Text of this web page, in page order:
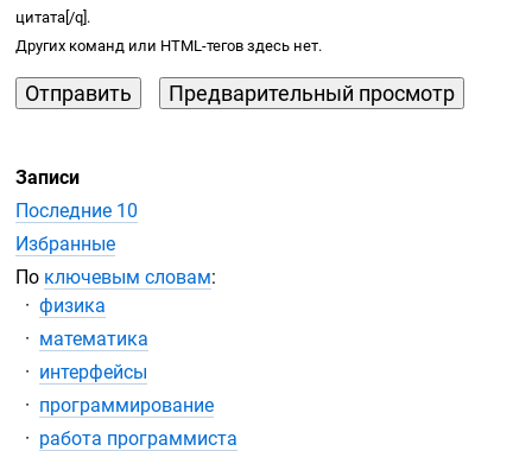
цитата[/q].
Других команд или HTML-тегов здесь нет.
Записи
Последние 10
Избранные
По ключевым словам:
физика
математика
интерфейсы
программирование
работа программиста